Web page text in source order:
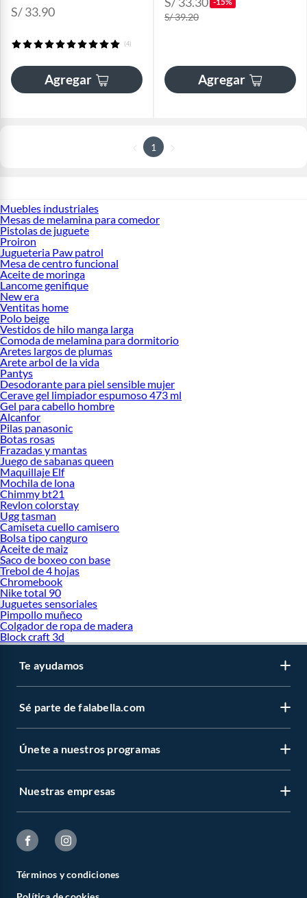
S/ 33.90
(4)
Agregar
S/ 39.20
Agregar
1
Muebles industriales
Mesas de melamina para comedor
Pistolas de juguete
Proiron
Jugueteria Paw patrol
Mesa de centro funcional
Aceite de moringa
Lancome genifique
New era
Ventitas home
Polo beige
Vestidos de hilo manga larga
Comoda de melamina para dormitorio
Aretes largos de plumas
Arete arbol de la vida
Pantys
Desodorante para piel sensible mujer
Cerave gel limpiador espumoso 473 ml
Gel para cabello hombre
Alcanfor
Pilas panasonic
Botas rosas
Frazadas y mantas
Juego de sabanas queen
Maquillaje Elf
Mochila de lona
Chimmy bt21
Revlon colorstay
Ugg tasman
Camiseta cuello camisero
Bolsa tipo canguro
Aceite de maiz
Saco de boxeo con base
Trebol de 4 hojas
Chromebook
Nike total 90
Juguetes sensoriales
Pimpollo muñeco
Colgador de ropa de madera
Block craft 3d
Te ayudamos
Sé parte de falabella.com
Únete a nuestros programas
Nuestras empresas
Términos y condiciones